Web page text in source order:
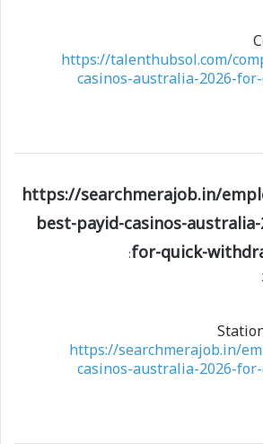
https://talenthubsol.com/
casinos-australia-2026-
https://searchmerajob.in/
best-payid-casinos-
for-quick-
:
https://searchmerajob.in/
casinos-australia-2026-